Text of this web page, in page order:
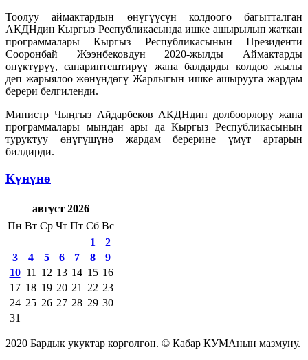
Тоолуу аймактардын өнүгүүсүн колдоого багытталган
АКДНдин Кыргыз Республикасында ишке ашырылып жаткан
программалары Кыргыз Республикасынын Президенти
Сооронбай Жээнбековдун 2020-жылды Аймактарды
өнүктүрүү, санариптештирүү жана балдарды колдоо жылы
деп жарыялоо жөнүндөгү Жарлыгын ишке ашырууга жардам
берери белгиленди.
Министр Чыңгыз Айдарбеков АКДНдин долбоорлору жана
программалары мындан ары да Кыргыз Республикасынын
туруктуу өнүгүшүнө жардам берерине үмүт артарын
билдирди.
Күнүнө
август 2026
Пн Вт Ср Чт Пт Сб Вс
1
2
3
4 5 6 7 8
9
10 11 12 13 14 15 16
17 18 19 20 21 22 23
24 25 26 27 28 29 30
31
2020 Бардык укуктар корголгон. © Кабар КУМАнын мазмуну.